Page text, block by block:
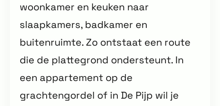
woonkamer en keuken naar
slaapkamers, badkamer en
buitenruimte. Zo ontstaat een route
die de plattegrond ondersteunt. In
een appartement op de
grachtengordel of in De Pijp wil je